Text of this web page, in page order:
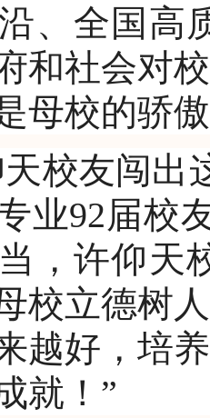
、全国高
和社会对
母校的骄
校友闯出
业92届校
，许仰天
校立德树
越好，培
就！”